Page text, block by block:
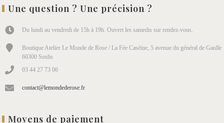
Une question ? Une précision ?
Du lundi au vendredi de 15h à 19h. Ouvert les samedis sur rendez-vous.
Boutique Atelier Le Monde de Rose / La Fée Caséine, 5 avenue du général de Gaulle
60300 Senlis
03 44 27 73 06
contact@lemondederose.fr
Moyens de paiement